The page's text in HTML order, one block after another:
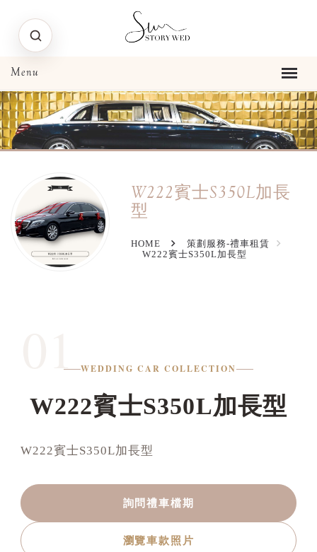
W222賓士S350L加長
型
HOME
策劃服務-禮車租賃
W222賓士S350L加長型
WEDDING CAR COLLECTION
W222賓士S350L加長型
W222賓士S350L加長型
詢問禮車檔期
瀏覽車款照片